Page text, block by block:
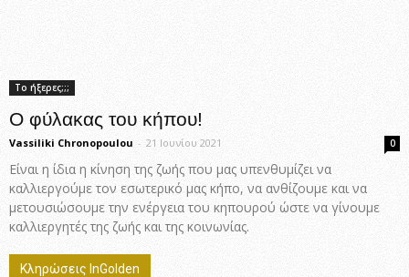
Το ήξερες;;;
Ο φύλακας του κήπου!
Vassiliki Chronopoulou - 21 Ιουνίου 2021 0
Είναι η ίδια η κίνηση της ζωής που μας υπενθυμίζει να
καλλιεργούμε τον εσωτερικό μας κήπο, να ανθίζουμε και να
μετουσιώσουμε την ενέργεια του κηπουρού ώστε να γίνουμε
καλλιεργητές της ζωής και της κοινωνίας.
Κληρώσεις InGolden